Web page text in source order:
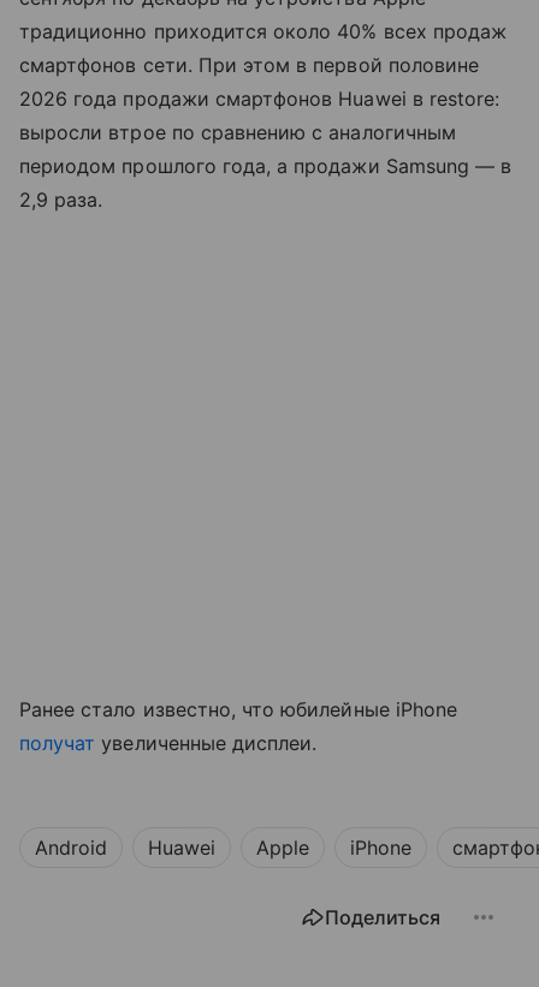
традиционно приходится около 40% всех продаж
смартфонов сети. При этом в первой половине
2026 года продажи смартфонов Huawei в restore:
выросли втрое по сравнению с аналогичным
периодом прошлого года, а продажи Samsung — в
2,9 раза.
Ранее стало известно, что юбилейные iPhone
получат увеличенные дисплеи.
Android Huawei Apple iPhone
Поделиться